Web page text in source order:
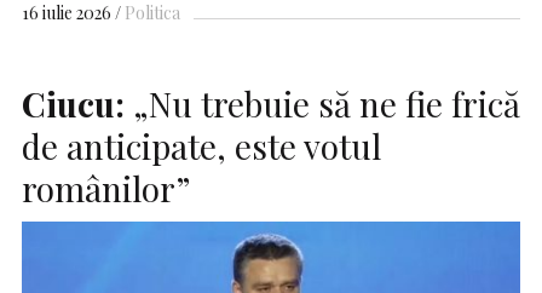
16 iulie 2026 Politica
Ciucu: „Nu trebuie să ne fie frică
de anticipate, este votul
românilor”